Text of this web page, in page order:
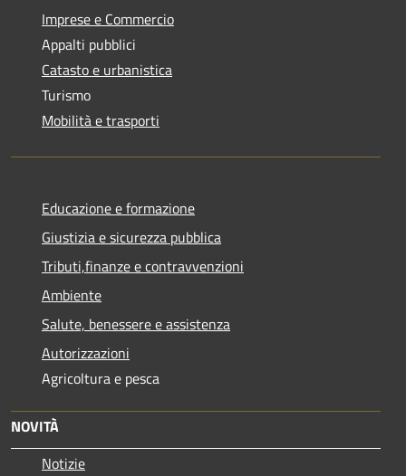
Imprese e Commercio
Appalti pubblici
Catasto e urbanistica
Turismo
Mobilità e trasporti
Educazione e formazione
Giustizia e sicurezza pubblica
Tributi,finanze e contravvenzioni
Ambiente
Salute, benessere e assistenza
Autorizzazioni
Agricoltura e pesca
NOVITÀ
Notizie